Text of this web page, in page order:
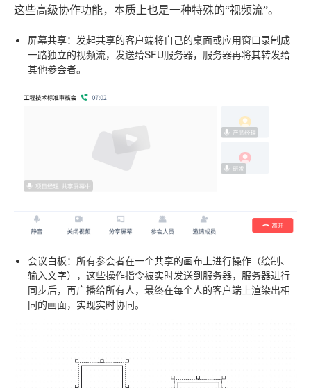
这些高级协作功能，本质上也是一种特殊的“视频流”。
屏幕共享：发起共享的客户端将自己的桌面或应用窗口录制成
一路独立的视频流，发送给SFU服务器，服务器再将其转发给
其他参会者。
会议白板：所有参会者在一个共享的画布上进行操作（绘制、
输入文字），这些操作指令被实时发送到服务器，服务器进行
同步后，再广播给所有人，最终在每个人的客户端上渲染出相
同的画面，实现实时协同。